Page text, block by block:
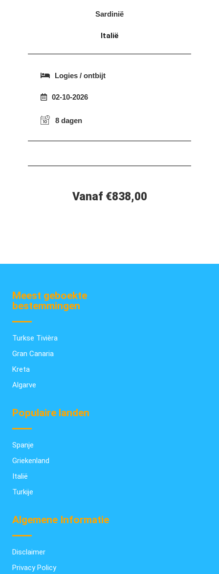
Sardinië
Italië
Logies / ontbijt
02-10-2026
8 dagen
Vanaf €838,00
Meest geboekte
bestemmingen
Turkse Tivièra
Gran Canaria
Kreta
Algarve
Populaire landen
Spanje
Griekenland
Italië
Turkije
Algemene Informatie
Disclaimer
Privacy Policy